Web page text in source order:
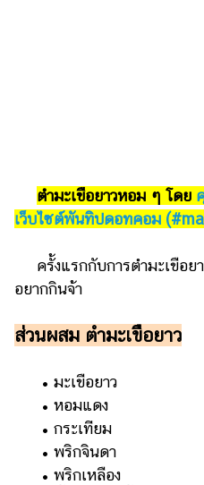
วา
ตี้
แม่
เด็ก
สัตว์
เลี้ยง
Infographic
ตำมะเขือยาวหอม ๆ โดย
เว็บไซต์พันทิปดอทคอม
ครั้งแรกกับการตำมะเขือย
อยากกินจ้า
ส่วนผสม ตำมะเขือยาว
• มะเขือยาว
• หอมแดง
• กระเทียม
• พริกจินดา
• พริกเหลือง